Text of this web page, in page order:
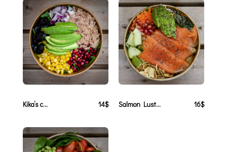
Kika’s c... 14$ Salmon Lust... 16$